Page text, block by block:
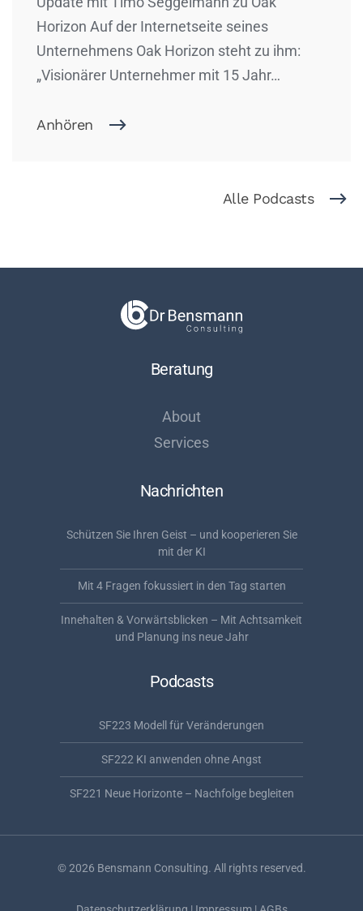
Horizon Auf der Internetseite seines
Unternehmens Oak Horizon steht zu ihm:
„Visionärer Unternehmer mit 15 Jahr…
Anhören
Alle Podcasts
Beratung
About
Services
Nachrichten
Schützen Sie Ihren Geist – und kooperieren Sie
mit der KI
Mit 4 Fragen fokussiert in den Tag starten
Innehalten & Vorwärtsblicken – Mit Achtsamkeit
und Planung ins neue Jahr
Podcasts
SF223 Modell für Veränderungen
SF222 KI anwenden ohne Angst
SF221 Neue Horizonte – Nachfolge begleiten
©2026 Bensmann Consulting. All rights reserved.